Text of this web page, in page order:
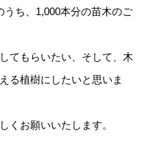
ち、1,000本分の苗木のご
てもらいたい、そして、木
る植樹にしたいと思いま
くお願いいたします。